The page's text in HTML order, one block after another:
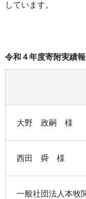
しています。
令和４年度寄附実績
大野 政嗣 様
西田 舜 様
一般社団法人本